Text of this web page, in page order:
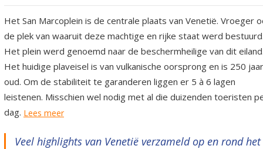
Het San Marcoplein is de centrale plaats van Venetië. Vroeger
de plek van waaruit deze machtige en rijke staat werd
Het plein werd genoemd naar de beschermheilige van dit
Het huidige plaveisel is van vulkanische oorsprong en is 250 jaar
oud. Om de stabiliteit te garanderen liggen er 5 à 6 lagen
leistenen. Misschien wel nodig met al die duizenden toeristen
dag. Lees meer
Veel highlights van Venetië verzameld op en rond het